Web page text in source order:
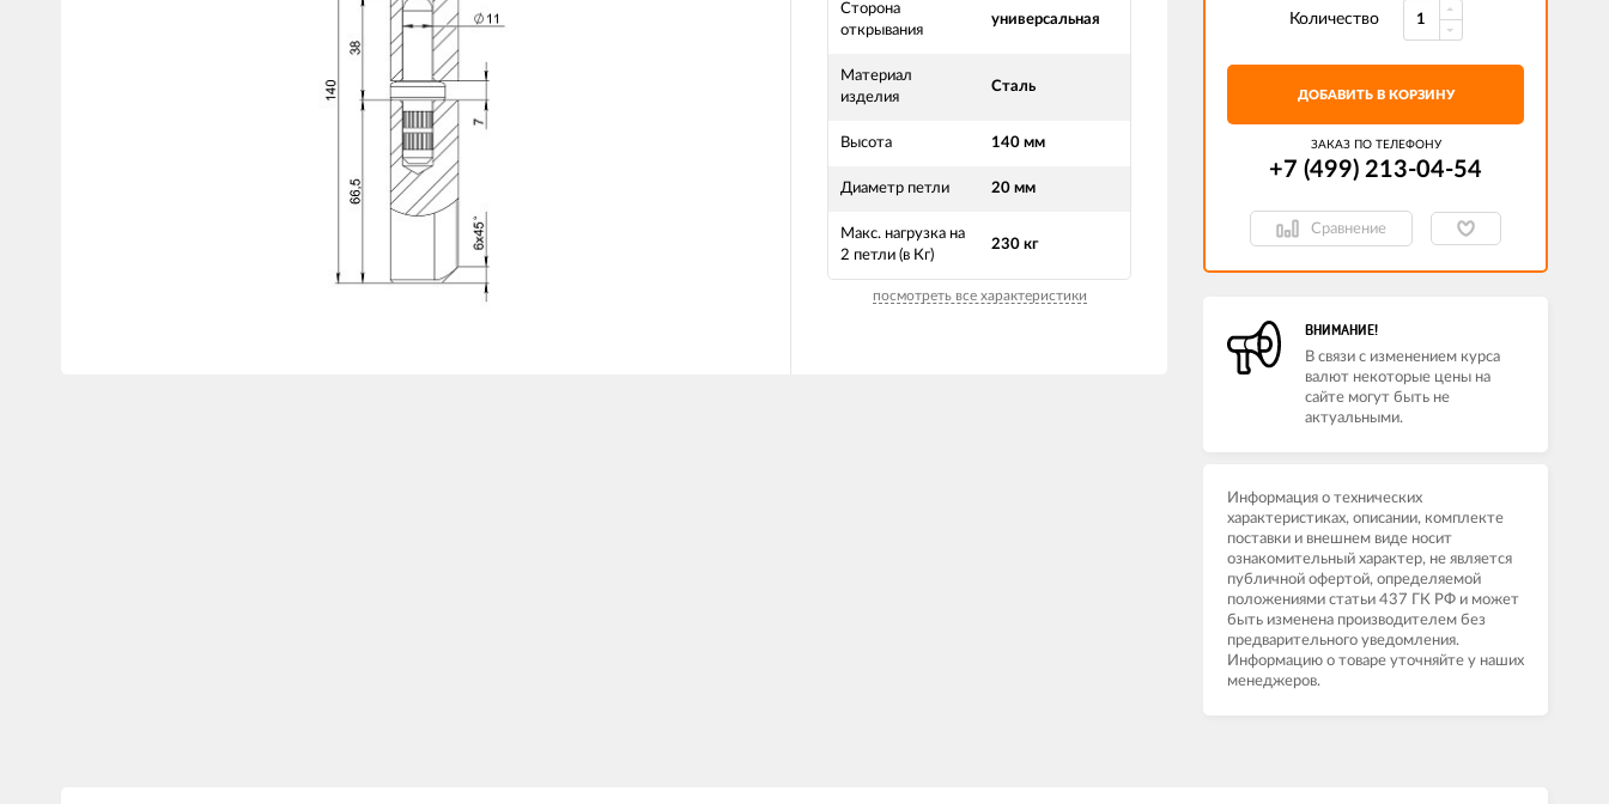
Сторона
открывания
универсальная
Материал
изделия
Сталь
Высота 140 мм
Диаметр петли 20 мм
Макс. нагрузка на
2 петли (в Кг)
230 кг
посмотреть все характеристики
Количество
ДОБАВИТЬ В КОРЗИНУ
ЗАКАЗ ПО ТЕЛЕФОНУ
+7 (499) 213-04-54​
Сравнение
ВНИМАНИЕ!
В связи с изменением курса
валют некоторые цены на
сайте могут быть не
актуальными.
Информация о технических
характеристиках, описании, комплекте
поставки и внешнем виде носит
ознакомительный характер, не является
публичной офертой, определяемой
положениями статьи 437 ГК РФ и может
быть изменена производителем без
предварительного уведомления.
Информацию о товаре уточняйте у наших
менеджеров.